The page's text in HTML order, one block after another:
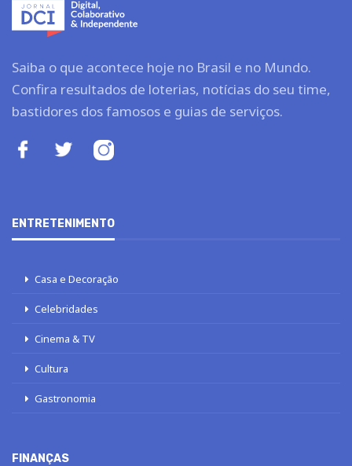
Saiba o que acontece hoje no Brasil e no Mundo.
Confira resultados de loterias, notícias do seu time,
bastidores dos famosos e guias de serviços.
ENTRETENIMENTO
Casa e Decoração
Celebridades
Cinema & TV
Cultura
Gastronomia
FINANÇAS